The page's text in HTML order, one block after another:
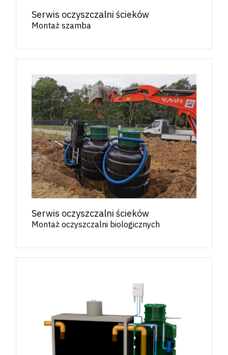
Serwis oczyszczalni ścieków
Montaż szamba
Serwis oczyszczalni ścieków
Montaż oczyszczalni biologicznych